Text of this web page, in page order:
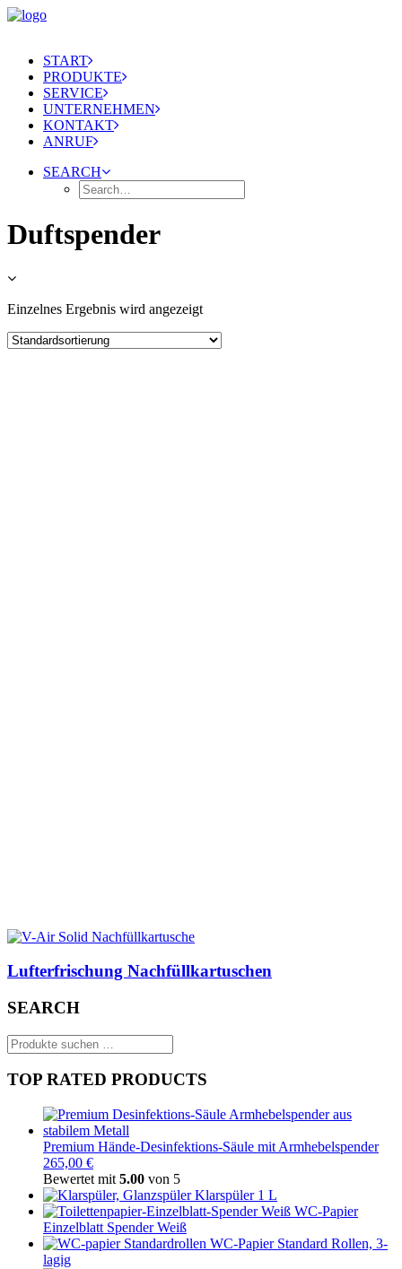
START
PRODUKTE
SERVICE
UNTERNEHMEN
KONTAKT
ANRUF
SEARCH
Duftspender
Einzelnes Ergebnis wird angezeigt
Lufterfrischung Nachfüllkartuschen
SEARCH
Suchen
nach:
TOP RATED PRODUCTS
Premium Hände-Desinfektions-Säule mit Armhebelspender
265,00 €
Bewertet mit 5.00 von 5
Klarspüler 1 L
WC-Papier
Einzelblatt Spender Weiß
WC-Papier Standard Rollen, 3-
lagig